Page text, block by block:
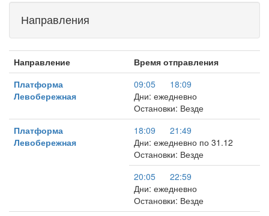
Направления
Направление
Время отправления
Платформа
Левобережная
09:05
18:09
Дни: ежедневно
Остановки: Везде
Платформа
Левобережная
18:09
21:49
Дни: ежедневно по 31.12
Остановки: Везде
20:05
22:59
Дни: ежедневно
Остановки: Везде